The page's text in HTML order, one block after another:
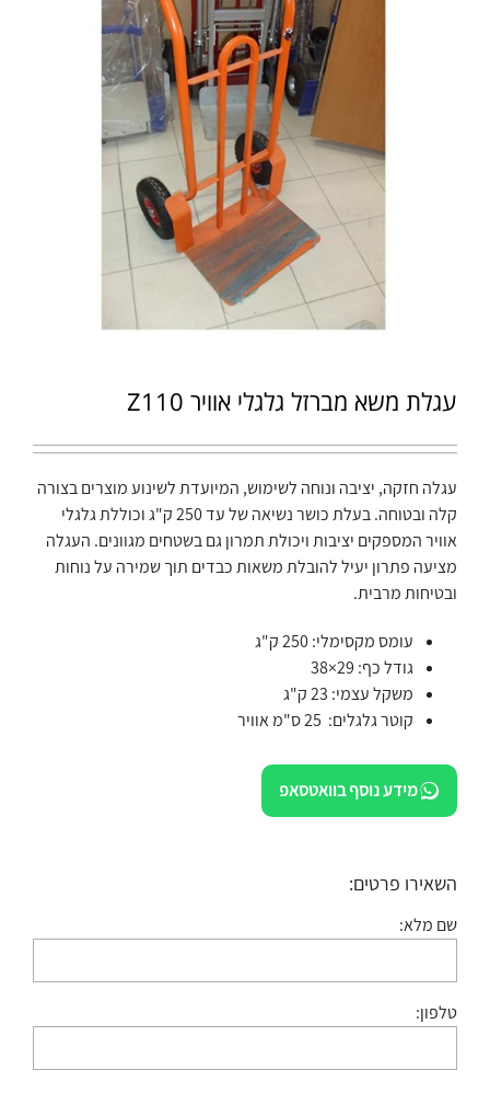
עגלת משא מברזל גלגלי אוויר Z110
עגלה חזקה, יציבה ונוחה לשימוש, המיועדת לשינוע מוצרים בצורה
קלה ובטוחה. בעלת כושר נשיאה של עד 250 ק"ג וכוללת גלגלי
אוויר המספקים יציבות ויכולת תמרון גם בשטחים מגוונים. העגלה
מציעה פתרון יעיל להובלת משאות כבדים תוך שמירה על נוחות
ובטיחות מרבית.
עומס מקסימלי: 250 ק"ג
גודל כף: 29×38
משקל עצמי: 23 ק"ג
קוטר גלגלים: 25 ס"מ אוויר
מידע נוסף בוואטסאפ
השאירו פרטים:
שם מלא:
טלפון: